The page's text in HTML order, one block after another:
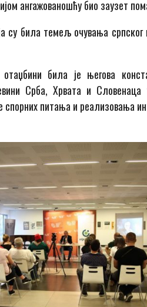
ангажованошћу био заузет
су била темељ очувања
била је његова
Срба, Хрвата и
питања и реализовања